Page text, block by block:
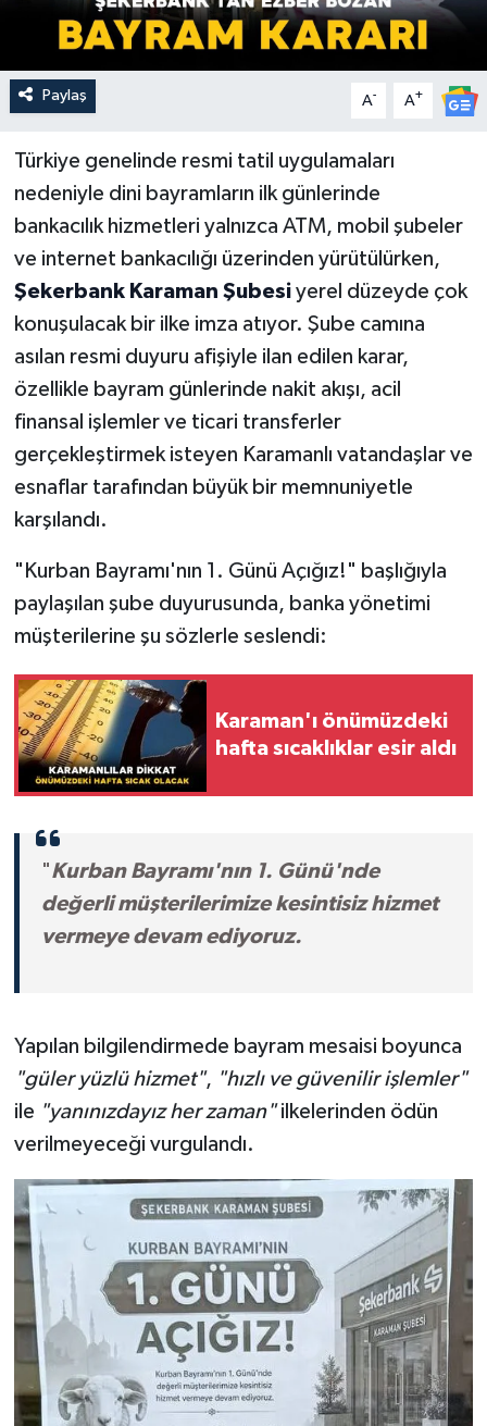
Paylaş A- A+
Türkiye genelinde resmi tatil uygulamaları
nedeniyle dini bayramların ilk günlerinde
bankacılık hizmetleri yalnızca ATM, mobil şubeler
ve internet bankacılığı üzerinden yürütülürken,
Şekerbank Karaman Şubesiyerel düzeyde çok
konuşulacak bir ilke imza atıyor. Şube camına
asılan resmi duyuru afişiyle ilan edilen karar,
özellikle bayram günlerinde nakit akışı, acil
finansal işlemler ve ticari transferler
gerçekleştirmek isteyen Karamanlı vatandaşlar ve
esnaflar tarafından büyük bir memnuniyetle
karşılandı.
"Kurban Bayramı'nın 1. Günü Açığız!" başlığıyla
paylaşılan şube duyurusunda, banka yönetimi
müşterilerine şu sözlerle seslendi:
Karaman'ı önümüzdeki
hafta sıcaklıklar esir aldı
"Kurban Bayramı'nın 1. Günü'nde
değerli müşterilerimize kesintisiz hizmet
vermeye devam ediyoruz.
Yapılan bilgilendirmede bayram mesaisi boyunca
"güler yüzlü hizmet", "hızlı ve güvenilir işlemler"
ile "yanınızdayız her zaman"ilkelerinden ödün
verilmeyeceği vurgulandı.